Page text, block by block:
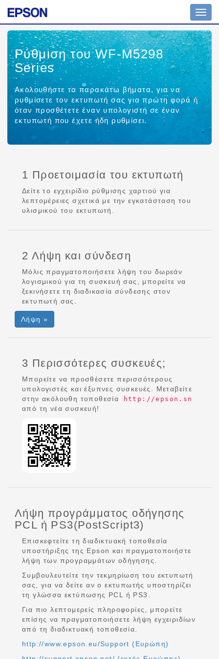
Ρύθμιση του WF-M5298
Series
Ακολουθήστε τα παρακάτω βήματα, για να
ρυθμίσετε τον εκτυπωτή σας για πρώτη φορά ή
όταν προσθέτετε έναν υπολογιστή σε έναν
εκτυπωτή που έχετε ήδη ρυθμίσει.
1 Προετοιμασία του εκτυπωτή
Δείτε το εγχειρίδιο ρύθμισης χαρτιού για
λεπτομέρειες σχετικά με την εγκατάσταση του
υλισμικού του εκτυπωτή.
2 Λήψη και σύνδεση
Μόλις πραγματοποιήσετε λήψη του δωρεάν
λογισμικού για τη συσκευή σας, μπορείτε να
ξεκινήσετε τη διαδικασία σύνδεσης στον
εκτυπωτή σας.
Λήψη »
3 Περισσότερες συσκευές;
Μπορείτε να προσθέσετε περισσότερους
υπολογιστές και έξυπνες συσκευές. Μεταβείτε
στην ακόλουθη τοποθεσία
http://epson.sn
από τη νέα συσκευή!
Λήψη προγράμματος οδήγησης
PCL ή PS3(PostScript3)
Επισκεφτείτε τη διαδικτυακή τοποθεσία
υποστήριξης της Epson και πραγματοποιήστε
λήψη των προγραμμάτων οδήγησης.
Συμβουλευτείτε την τεκμηρίωση του εκτυπωτή
σας, για να δείτε αν ο εκτυπωτής υποστηρίζει
τη γλώσσα εκτύπωσης PCL ή PS3.
Για πιο λεπτομερείς πληροφορίες, μπορείτε
επίσης να πραγματοποιήσετε λήψη εγχειριδίων
από τη διαδικτυακή τοποθεσία.
http://www.epson.eu/Support (Ευρώπη)